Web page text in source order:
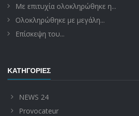
Με επιτυχία ολοκληρώθηκε η...
Ολοκληρώθηκε με μεγάλη...
Επίσκεψη του...
ΚΑΤΗΓΟΡΊΕΣ
NEWS 24
Provocateur